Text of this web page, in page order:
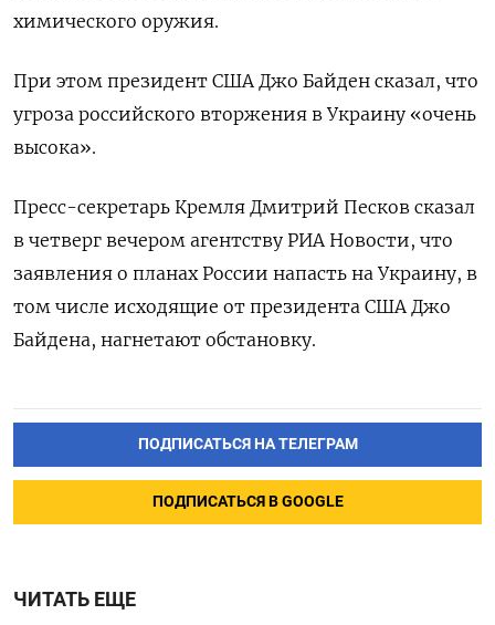
химического оружия.
При этом президент США Джо Байден сказал, что
угроза российского вторжения в Украину «очень
высока».
Пресс-секретарь Кремля Дмитрий Песков сказал
в четверг вечером агентству РИА Новости, что
заявления о планах России напасть на Украину, в
том числе исходящие от президента США Джо
Байдена, нагнетают обстановку.
ПОДПИСАТЬСЯ НА ТЕЛЕГРАМ
ПОДПИСАТЬСЯ В GOOGLE
ЧИТАТЬ ЕЩЕ